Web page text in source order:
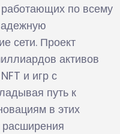
работающих по всему
сети. Проект
активов
и игр с
путь к
в этих
расширения